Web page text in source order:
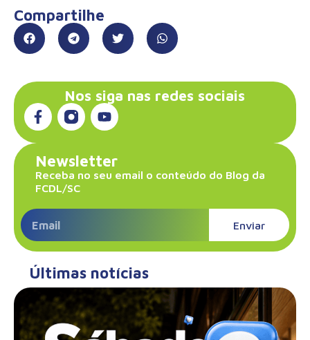
Compartilhe
Nos siga nas redes sociais
Newsletter
Receba no seu email o conteúdo do Blog da
FCDL/SC
Enviar
Últimas notícias